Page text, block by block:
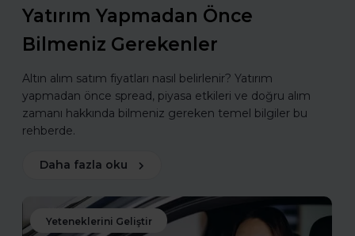
Yatırım Yapmadan Önce
Bilmeniz Gerekenler
Altın alım satım fiyatları nasıl belirlenir? Yatırım
yapmadan önce spread, piyasa etkileri ve doğru alım
zamanı hakkında bilmeniz gereken temel bilgiler bu
rehberde.
Daha fazla oku
Yeteneklerini Geliştir